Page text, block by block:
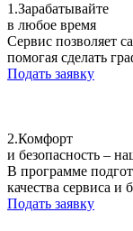
1.Зарабатывайте
в любое время
Сервис позволяет
помогая сделать
Подать заявку
2.Комфорт
и безопасность –
В программе
качества сервиса и
Подать заявку